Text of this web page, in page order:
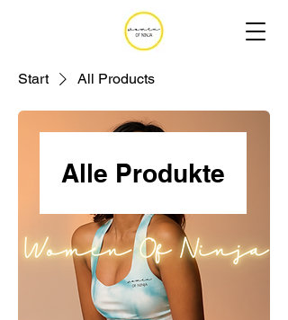
Start All Products
Alle Produkte